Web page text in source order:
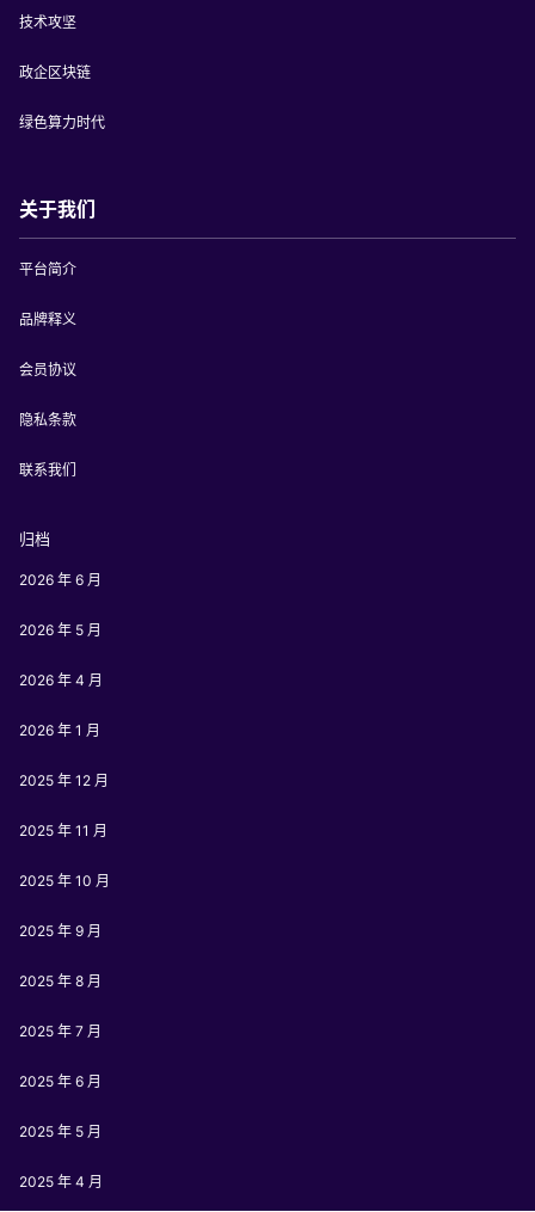
技术攻坚
政企区块链
绿色算力时代
关于我们
平台简介
品牌释义
会员协议
隐私条款
联系我们
归档
2026 年 6 月
2026 年 5 月
2026 年 4 月
2026 年 1 月
2025 年 12 月
2025 年 11 月
2025 年 10 月
2025 年 9 月
2025 年 8 月
2025 年 7 月
2025 年 6 月
2025 年 5 月
2025 年 4 月